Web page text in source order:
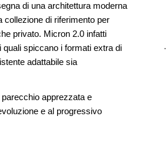
di una architettura moderna
collezione di riferimento per
privato. Micron 2.0 infatti
spiccano i formati extra di
adattabile sia
apprezzata e
e al progressivo
Scarpa lungo l'Italia: tre
tra Palermo, Verona e
per il futuro di Lariofiere,